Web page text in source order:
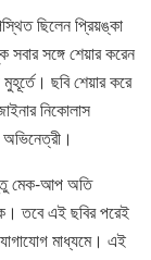
ছিলেন প্রিয়ঙ্কা
সঙ্গে শেয়ার করেন
ছবি শেয়ার করে
নিকোলাস
অভিনেত্রী।
মেক-আপ অতি
তবে এই ছবির পরেই
মাধ্যমে। এই